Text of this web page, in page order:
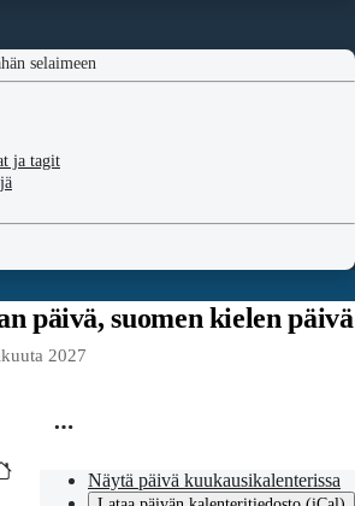
selaimeen
ja tagit
päivä, suomen kielen päivä
2027
Näytä päivä kuukausikalenterissa